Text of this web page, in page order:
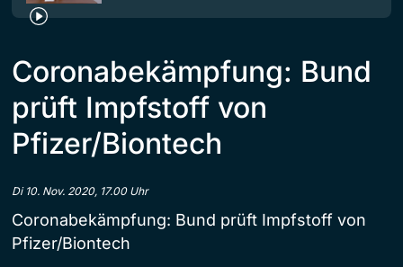
Coronabekämpfung: Bund
prüft Impfstoff von
Pfizer/Biontech
Di 10. Nov. 2020, 17.00 Uhr
Coronabekämpfung: Bund prüft Impfstoff von
Pfizer/Biontech